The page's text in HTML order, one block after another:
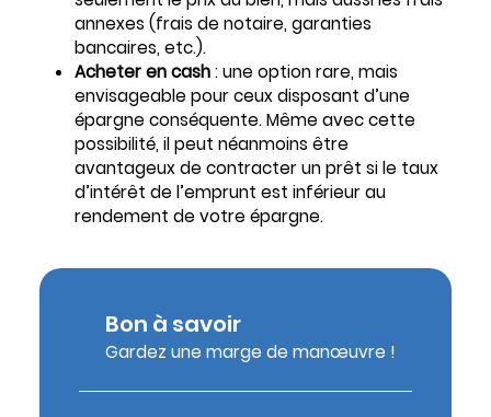
annexes (frais de notaire, garanties
bancaires, etc.).
Acheter en cash: une option rare, mais
envisageable pour ceux disposant d’une
épargne conséquente. Même avec cette
possibilité, il peut néanmoins être
avantageux de contracter un prêt si le taux
d’intérêt de l’emprunt est inférieur au
rendement de votre épargne.
Bon à savoir
Gardez une marge de manœuvre !